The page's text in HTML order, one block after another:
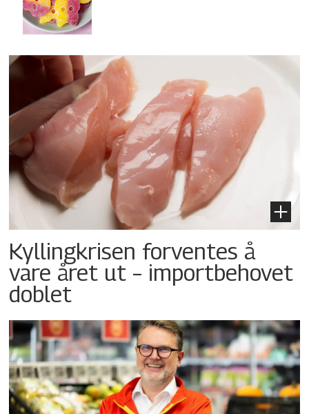
Kyllingkrisen forventes å
vare året ut – importbehovet
doblet